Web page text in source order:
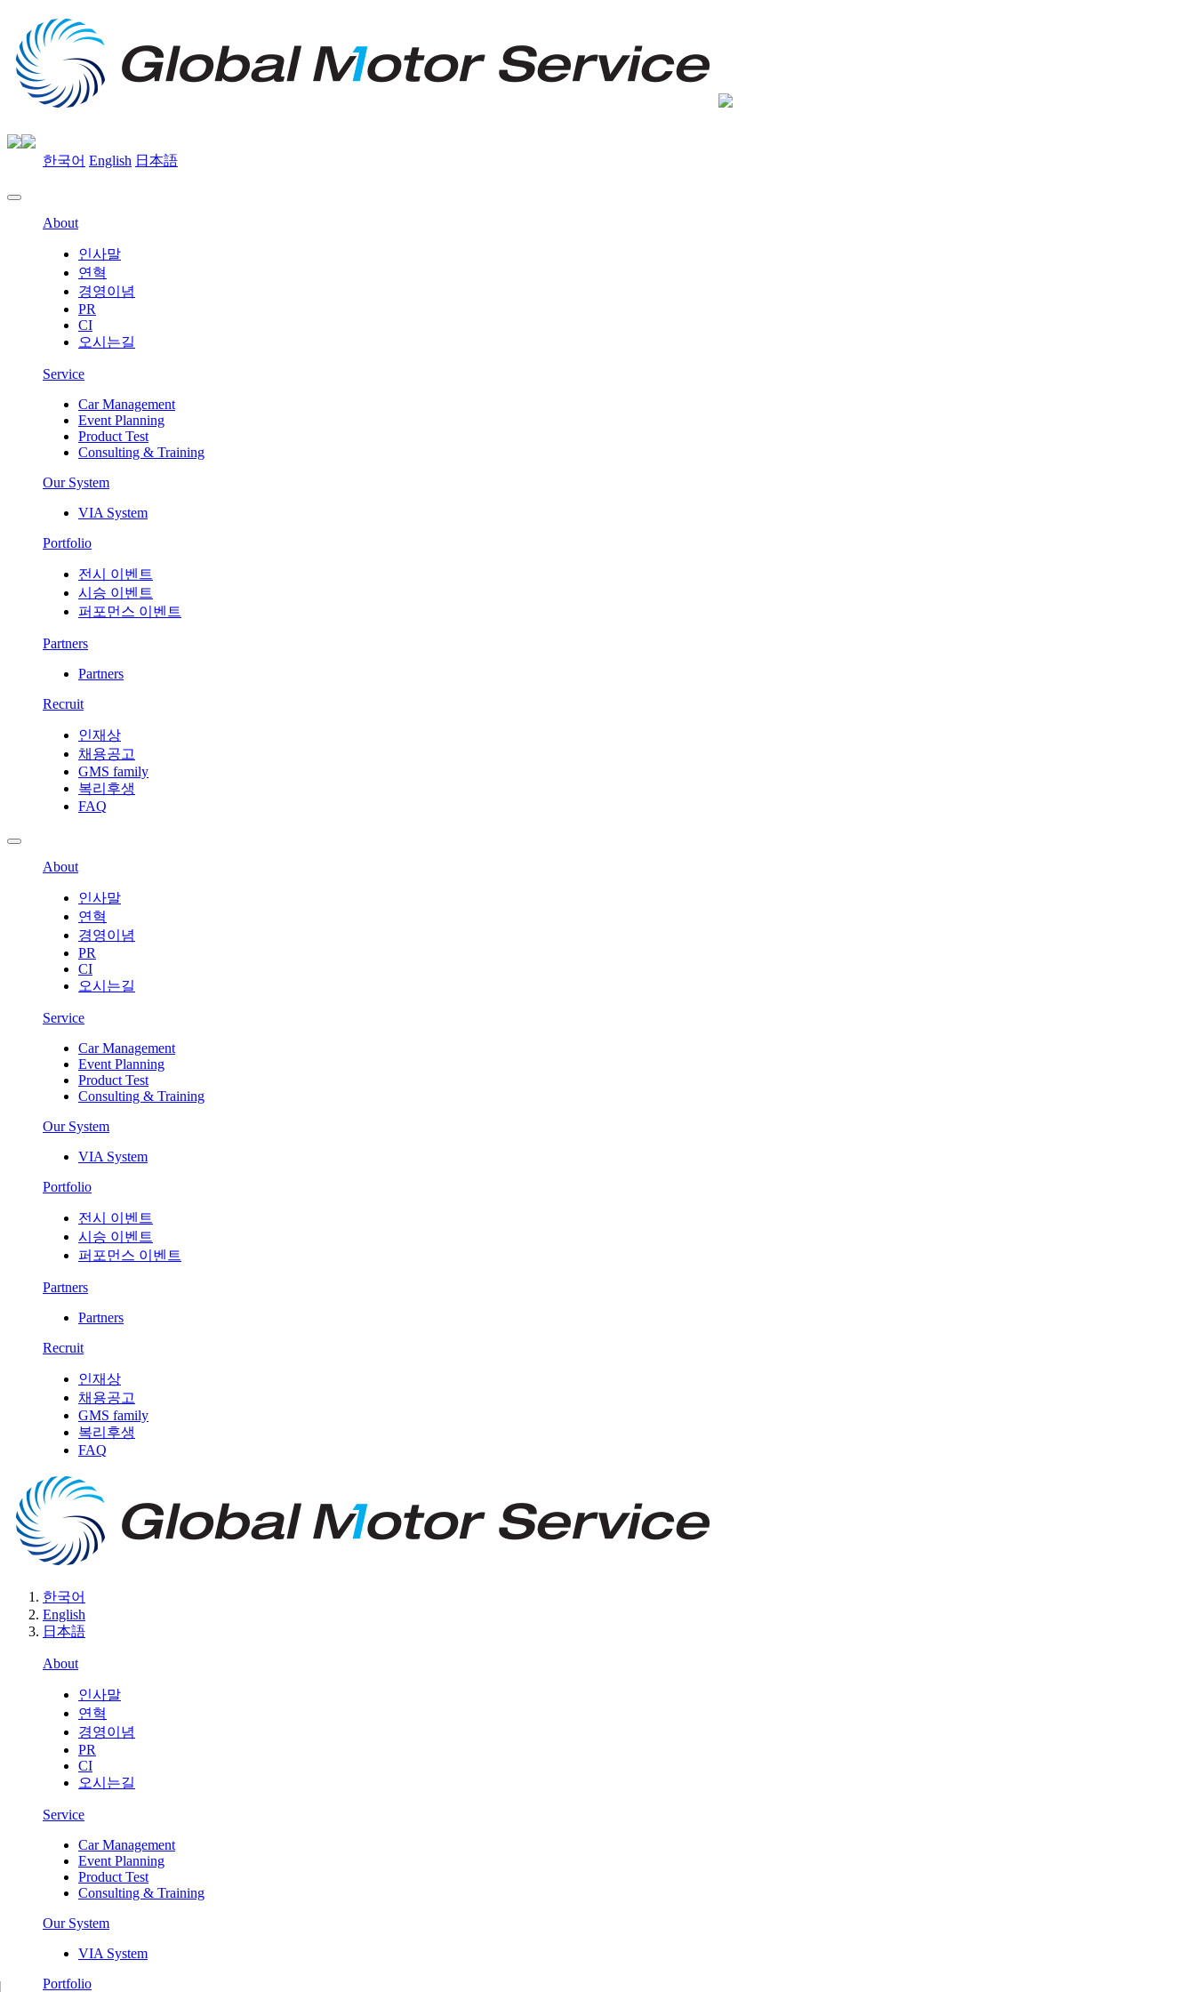
한국어 English 日本語
About
인사말
연혁
경영이념
PR
CI
오시는길
Service
Car Management
Event Planning
Product Test
Consulting & Training
Our System
VIA System
Portfolio
전시 이벤트
시승 이벤트
퍼포먼스 이벤트
Partners
Partners
Recruit
인재상
채용공고
GMS family
복리후생
FAQ
About
인사말
연혁
경영이념
PR
CI
오시는길
Service
Car Management
Event Planning
Product Test
Consulting & Training
Our System
VIA System
Portfolio
전시 이벤트
시승 이벤트
퍼포먼스 이벤트
Partners
Partners
Recruit
인재상
채용공고
GMS family
복리후생
FAQ
한국어
English
日本語
About
인사말
연혁
경영이념
PR
CI
오시는길
Service
Car Management
Event Planning
Product Test
Consulting & Training
Our System
VIA System
Portfolio